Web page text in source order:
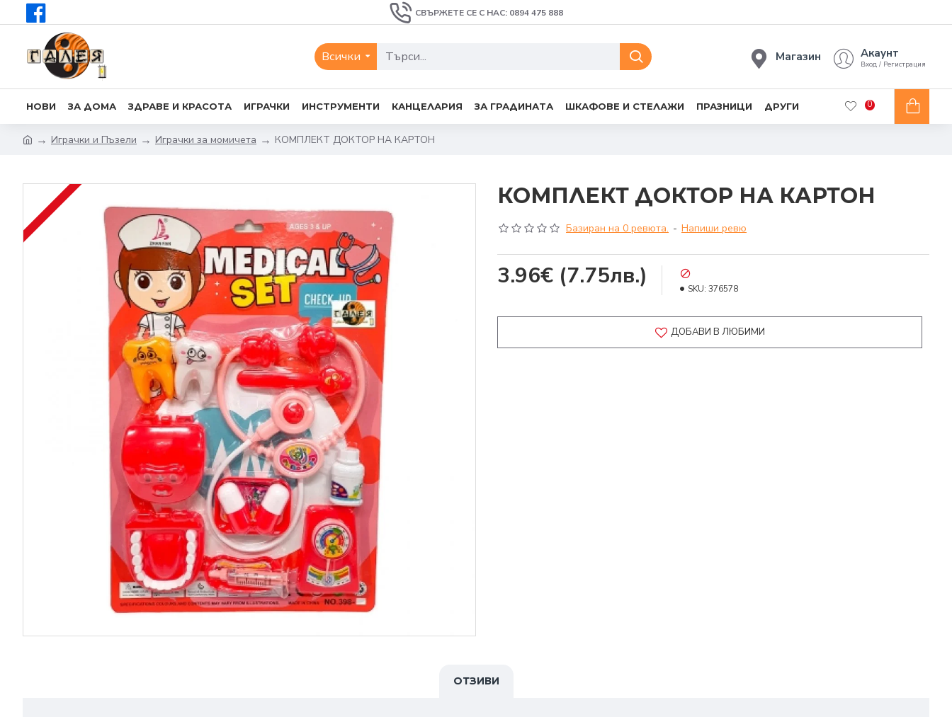
СВЪРЖЕТЕ СЕ С НАС: 0894 475 888
Всички Магазин Акаунт
Вход / Регистрация
НОВИ ЗА ДОМА ЗДРАВЕ И КРАСОТА ИГРАЧКИ ИНСТРУМЕНТИ КАНЦЕЛАРИЯ ЗА ГРАДИНАТА ШКАФОВЕ И СТЕЛАЖИ ПРАЗНИЦИ ДРУГИ 0
Играчки и Пъзели Играчки за момичета КОМПЛЕКТ ДОКТОР НА КАРТОН
КОМПЛЕКТ ДОКТОР НА КАРТОН
Базиран на 0 ревюта. - Напиши ревю
3.96€ (7.75лв.) SKU: 376578
ДОБАВИ В ЛЮБИМИ
ОТЗИВИ